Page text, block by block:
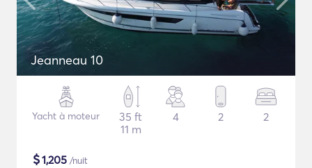
Jeanneau 10
Yacht à moteur
35 ft
11 m
4 2 2
$1,205 /nuit